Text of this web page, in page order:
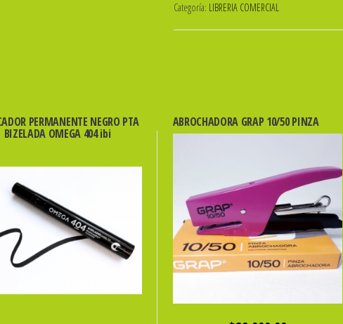
AZUL
X
Categoría: LIBRERIA COMERCIAL
PERMANENTE NEGRO PTA
BIZELADA OMEGA 404 ibi
ABROCHADORA GRAP 10/50 PINZA